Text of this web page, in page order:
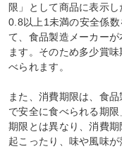
限」として商品に表示
0.8以上1未満の安全係
て、食品製造メーカー
ます。そのため多少賞
べられます。
また、消費期限は、食
で安全に食べられる期
期限とは異なり、消費
起こったり、味や風味